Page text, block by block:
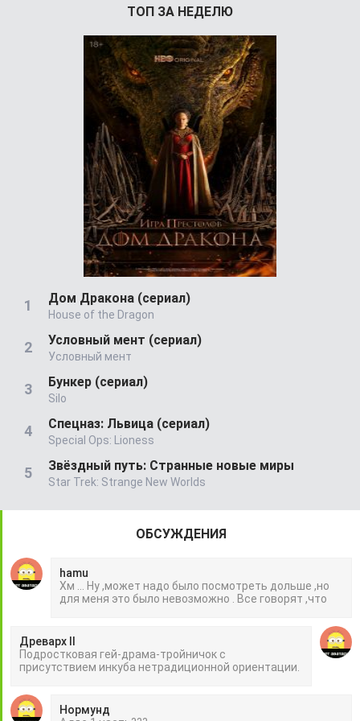
ТОП ЗА НЕДЕЛЮ
Дом Дракона (сериал)
House of the Dragon
Условный мент (сериал)
Условный мент
Бункер (сериал)
Silo
Спецназ: Львица (сериал)
Special Ops: Lioness
Звёздный путь: Странные новые миры
Star Trek: Strange New Worlds
ОБСУЖДЕНИЯ
hamu
Хм ... Ну ,может надо было посмотреть дольше ,но
для меня это было невозможно . Все говорят ,что
Древарх II
Подростковая гей-драма-тройничок с
присутствием инкуба нетрадиционной ориентации.
Нормунд